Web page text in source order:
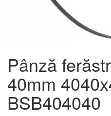
Pânză
40mm
BSB404040